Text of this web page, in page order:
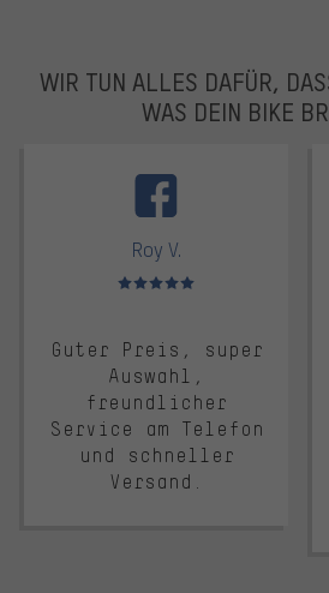
WIR TUN ALLES DAFÜR,
WAS DEIN BIKE
Roy V.
Bewertungen: 5 von 5
Guter Preis, super
Auswahl,
freundlicher
Service am Telefon
und schneller
Versand.